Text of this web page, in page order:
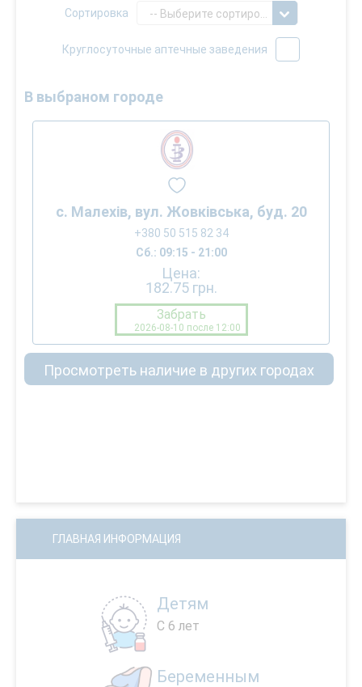
Сортировка
Круглосуточные аптечные заведения
В выбраном городе
с. Малехів, вул. Жовківська, буд. 20
+380 50 515 82 34
Сб.: 09:15 - 21:00
Цена:
182.75 грн.
Забрать
2026-08-10 после 12:00
Просмотреть наличие в других городах
ГЛАВНАЯ ИНФОРМАЦИЯ
Детям
С 6 лет
Беременным